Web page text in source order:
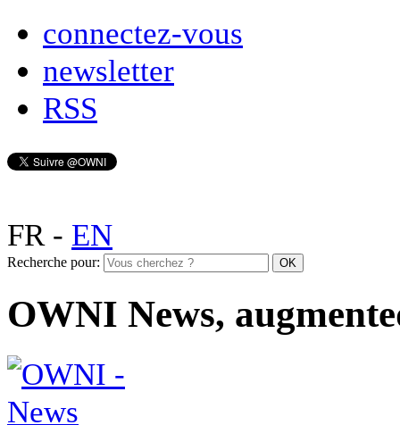
connectez-vous
newsletter
RSS
FR- EN
Recherche pour:
OWNI News,